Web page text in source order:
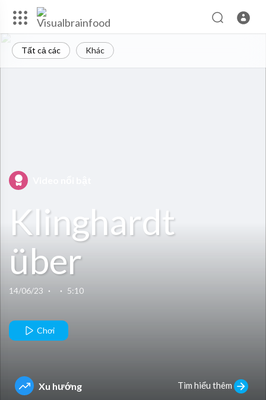
Tất cả các Khác
Klinghardt
über
EARTHING /
HEILENDES
ERDEN
14/06/23 · · 5:10
Chơi
Xu hướng Tìm hiểu thêm